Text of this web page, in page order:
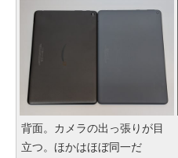
背面。カメラの出っ張りが目
立つ。ほかはほぼ同一だ